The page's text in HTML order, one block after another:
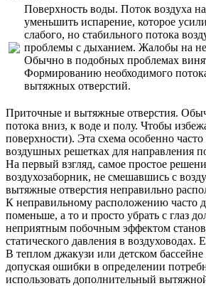
Поверхность воды. Поток воздуха
уменьшить испарение, которое
слабого, но стабильного потока
проблемы с дыханием. Жалобы на
Обычно в подобных проблемах
Формированию необходимого
вытяжных отверстий.
Приточные и вытяжные отверстия.
потока вниз, к воде и полу. Чтобы
поверхности). Эта схема особенно
воздушных решетках для направления
На первый взгляд, самое простое
воздухозаборник, не смешавшись с
вытяжные отверстия неправильно
К неправильному расположению часто
поменьше, а то и просто убрать с глаз
неприятным побочным эффектом
статического давления в
В теплом джакузи или детском
допуская ошибки в определении
использовать дополнительный